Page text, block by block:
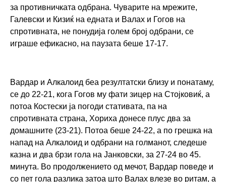
за противничката одбрана. Чуварите на мрежите,
Галевски и Кизиќ на едната и Валах и Гогов на
спротивната, не понудија голем број одбрани, се
играше ефикасно, на паузата беше 17-17.
v
a
r
d
a
r
-
Вардар и Алкалоид беа резултатски близу и понатаму,
се до 22-21, кога Гогов му фати зицер на Стојковиќ, а
потоа Костески ја погоди стативата, па на
спротивната страна, Хориха донесе плус два за
домашните (23-21). Потоа беше 24-22, а по грешка на
напад на Алкалоид и одбрани на голманот, следеше
казна и два брзи гола на Јанковски, за 27-24 во 45.
минута. Во продолжението од мечот, Вардар поведе и
со пет гола разлика затоа што Валах влезе во ритам, а